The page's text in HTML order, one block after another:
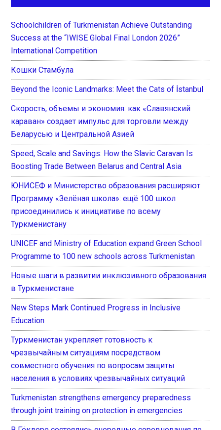
Schoolchildren of Turkmenistan Achieve Outstanding
Success at the “IWISE Global Final London 2026”
International Competition
Кошки Стамбула
Beyond the Iconic Landmarks: Meet the Cats of İstanbul
Скорость, объемы и экономия: как «Славянский
караван» создает импульс для торговли между
Беларусью и Центральной Азией
Speed, Scale and Savings: How the Slavic Caravan Is
Boosting Trade Between Belarus and Central Asia
ЮНИСЕФ и Министерство образования расширяют
Программу «Зелёная школа»: ещё 100 школ
присоединились к инициативе по всему
Туркменистану
UNICEF and Ministry of Education expand Green School
Programme to 100 new schools across Turkmenistan
Новые шаги в развитии инклюзивного образования
в Туркменистане
New Steps Mark Continued Progress in Inclusive
Education
Туркменистан укрепляет готовность к
чрезвычайным ситуациям посредством
совместного обучения по вопросам защиты
населения в условиях чрезвычайных ситуаций
Turkmenistan strengthens emergency preparedness
through joint training on protection in emergencies